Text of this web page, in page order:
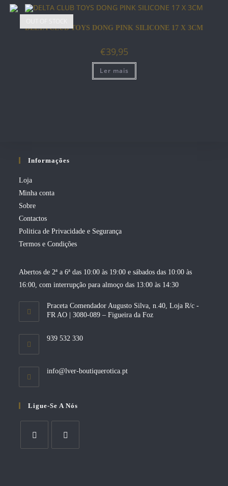
DELTA CLUB TOYS DONG PINK SILICONE 17 X 3CM
€39,95
Ler mais
Informações
Loja
Minha conta
Sobre
Contactos
Politica de Privacidade e Segurança
Termos e Condições
Abertos de 2ª a 6ª das 10:00 às 19:00 e sábados das 10:00 às
16:00, com interrupção para almoço das 13:00 às 14:30
Praceta Comendador Augusto Silva, n.40, Loja R/c -
FR AO | 3080-089 – Figueira da Foz
939 532 330
info@lver-boutiquerotica.ptOpens
Ligue-Se A Nós